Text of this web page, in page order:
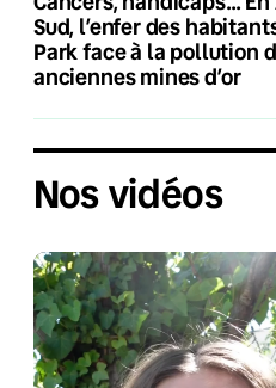
Sud, l’enfer des
Park face à la pollution
anciennes mines d’or
Nos vidéos